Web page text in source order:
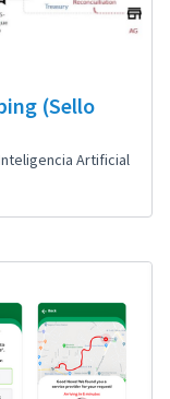
(Sello
Artificial